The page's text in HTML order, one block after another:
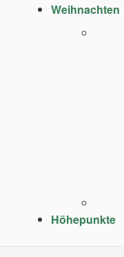
Weihnachten
Höhepunkte